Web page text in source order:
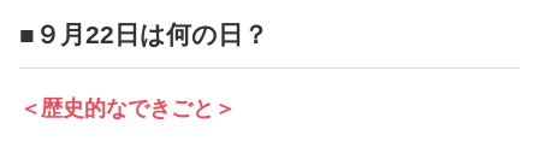
■９月22日は何の日？
＜歴史的なできごと＞